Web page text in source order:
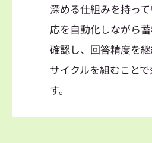
深める仕組みを持っ
応を自動化しながら
確認し、回答精度を
サイクルを組むこと
す。